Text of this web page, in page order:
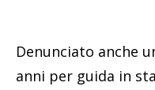
Denunciato anche
anni per guida in